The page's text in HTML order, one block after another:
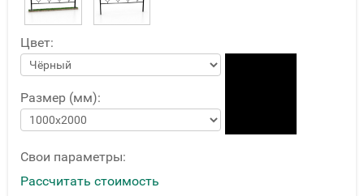
Цвет:
Размер (мм):
Свои параметры:
Рассчитать стоимость